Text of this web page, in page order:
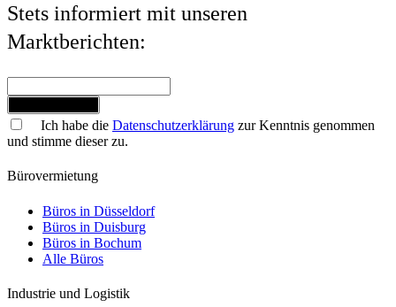
Stets informiert mit unseren
Marktberichten:
Ich habe die Datenschutzerklärung zur Kenntnis genommen
und stimme dieser zu.
Bürovermietung
Büros in Düsseldorf
Büros in Duisburg
Büros in Bochum
Alle Büros
Industrie und Logistik